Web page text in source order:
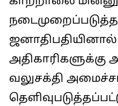
அதிகாரிகளுக்கு
வலுசக்தி